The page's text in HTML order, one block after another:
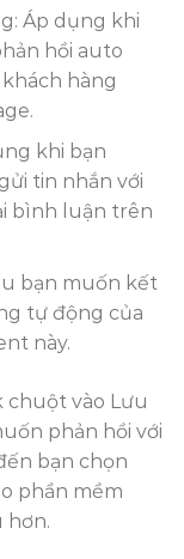
Áp dụng khi
hồi auto
hàng
khi bạn
tin nhắn với
bình luận trên
bạn muốn kết
tự động của
này.
chuột vào Lưu
phản hồi với
bạn chọn
phần mềm
hơn.